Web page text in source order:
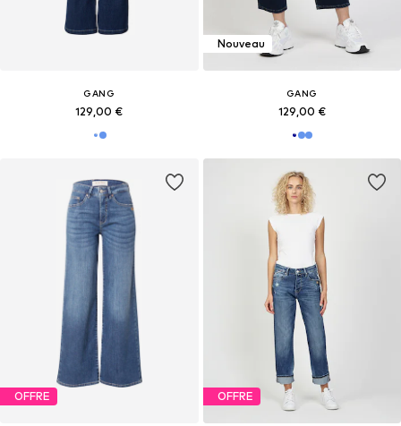
GANG
129,00 €
Nouveau
GANG
129,00 €
OFFRE OFFRE